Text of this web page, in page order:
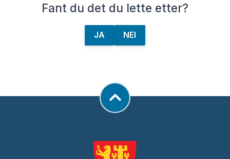
Fant du det du lette etter?
JA NEI